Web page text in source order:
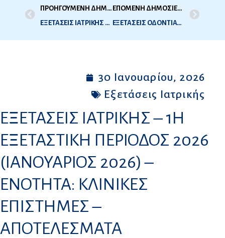
ΠΡΟΗΓΟΥΜΕΝΗ ΔΗΜΟΣΙΕΥΣΗ
ΕΞΕΤΑΣΕΙΣ ΙΑΤΡΙΚΗΣ – 1Η ΕΞΕΤΑΣΤΙΚΗ ΠΕΡΙΟΔΟΣ 2026 (ΙΑΝΟΥΑΡΙΟΣ 2026) – ΕΝΟΤΗΤΑ: ΠΡΟΚΛΙΝΙΚΕΣ ΕΠΙΣΤΗΜΕΣ – ΑΠΟΤΕΛΕΣΜΑΤΑ
ΕΠΟΜΕΝΗ ΔΗΜΟΣΙΕΥΣΗ
ΕΞΕΤΑΣΕΙΣ ΟΔΟΝΤΙΑΤΡΙΚΗΣ – 1Η ΕΞ ΠΕΡΙΟΔΟΣ 2026 – ΦΕΒΡΟΥΑΡΙΟΣ 2026 – ΛΙΣΤΑ ΣΥΜΜΕΤΕΧΟΝΤΩΝ
30 Ιανουαρίου, 2026
Εξετάσεις Ιατρικής
ΕΞΕΤΑΣΕΙΣ ΙΑΤΡΙΚΗΣ – 1Η
ΕΞΕΤΑΣΤΙΚΗ ΠΕΡΙΟΔΟΣ 2026
(ΙΑΝΟΥΑΡΙΟΣ 2026) –
ΕΝΟΤΗΤΑ: ΚΛΙΝΙΚΕΣ
ΕΠΙΣΤΗΜΕΣ –
ΑΠΟΤΕΛΕΣΜΑΤΑ